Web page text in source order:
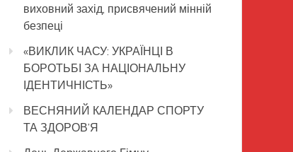
виховний захід, присвячений мінній
безпеці
«ВИКЛИК ЧАСУ: УКРАЇНЦІ В
БОРОТЬБІ ЗА НАЦІОНАЛЬНУ
ІДЕНТИЧНІСТЬ»
ВЕСНЯНИЙ КАЛЕНДАР СПОРТУ
ТА ЗДОРОВ’Я